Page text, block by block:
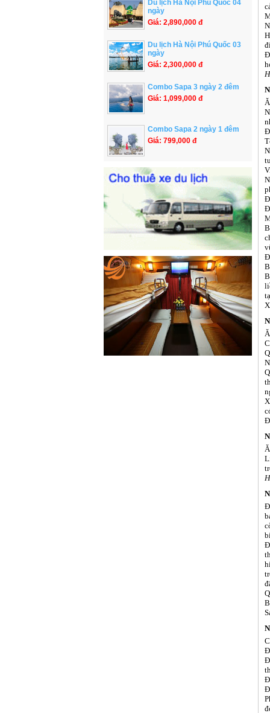
Du lịch Hà Nội Phú Quốc 04
ngày
Giá: 2,890,000 đ
Du lịch Hà Nội Phú Quốc 03
ngày
Giá: 2,300,000 đ
Combo Sapa 3 ngày 2 đêm
Giá: 1,099,000 đ
Combo Sapa 2 ngày 1 đêm
Giá: 799,000 đ